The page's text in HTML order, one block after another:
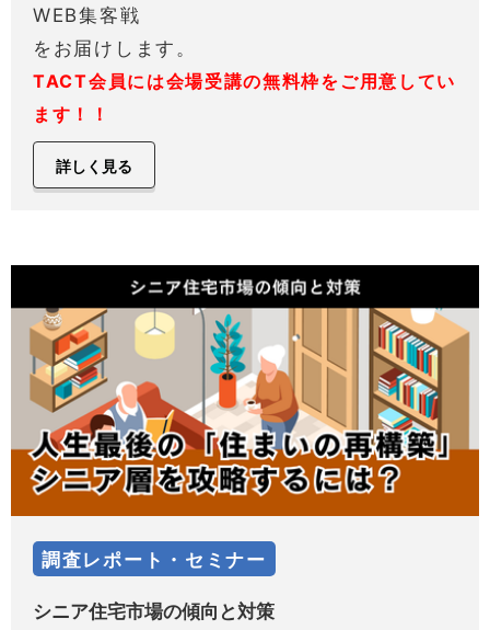
WEB集客戦
をお届けします。
TACT会員には会場受講の無料枠をご用意してい
ます！！
詳しく見る
調査レポート・セミナー
シニア住宅市場の傾向と対策